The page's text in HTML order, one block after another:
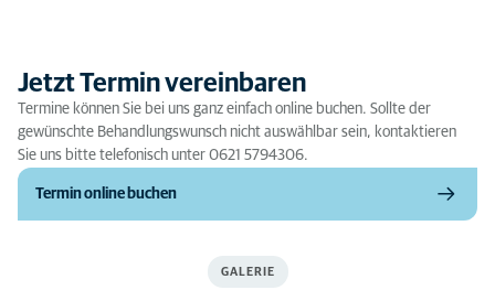
Jetzt Termin vereinbaren
Termine können Sie bei uns ganz einfach online buchen. Sollte der
gewünschte Behandlungswunsch nicht auswählbar sein, kontaktieren
Sie uns bitte telefonisch unter 0621 5794306.
Termin online buchen
GALERIE